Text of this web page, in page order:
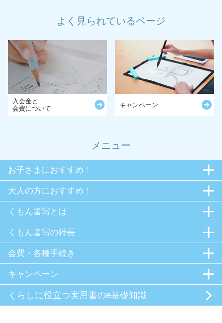
よく見られているページ
入会金と
会費について
キャンペーン
メニュー
お子さまにおすすめ！
大人の方におすすめ！
くもん書写とは
くもん書写の特長
会費・各種手続き
キャンペーン
くらしに役立つ実用書のe基礎知識